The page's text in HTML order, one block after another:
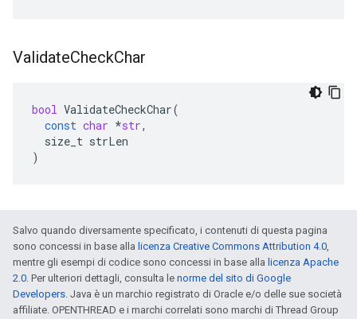
ValidateCheckChar
bool ValidateCheckChar(
const char *str,
size_t strLen
)
Salvo quando diversamente specificato, i contenuti di questa pagina
sono concessi in base alla licenza Creative Commons Attribution 4.0,
mentre gli esempi di codice sono concessi in base alla licenza Apache
2.0. Per ulteriori dettagli, consulta le norme del sito di Google
Developers. Java è un marchio registrato di Oracle e/o delle sue società
affiliate. OPENTHREAD e i marchi correlati sono marchi di Thread Group